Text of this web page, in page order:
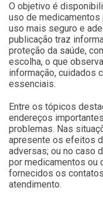
O objetivo é
uso de medicamentos
uso mais seguro e
publicação traz
proteção da saúde,
escolha, o que
informação, cuidados
essenciais.
Entre os tópicos
endereços
problemas. Nas
apresente os efeitos
adversas; ou no caso
por medicamentos ou
fornecidos os
atendimento.